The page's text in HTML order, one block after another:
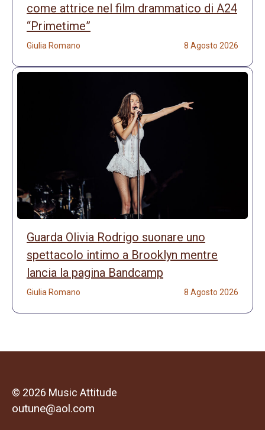
come attrice nel film drammatico di A24
“Primetime”
Giulia Romano 8 Agosto 2026
Guarda Olivia Rodrigo suonare uno
spettacolo intimo a Brooklyn mentre
lancia la pagina Bandcamp
Giulia Romano 8 Agosto 2026
© 2026 Music Attitude
outune@aol.com